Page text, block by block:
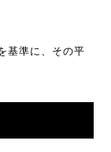
基準に、その平